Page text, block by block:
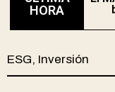
HORA
ESG, Inversión